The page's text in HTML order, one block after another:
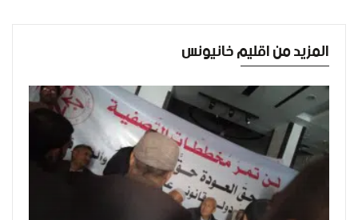
المزيد من اقليم خانيونس